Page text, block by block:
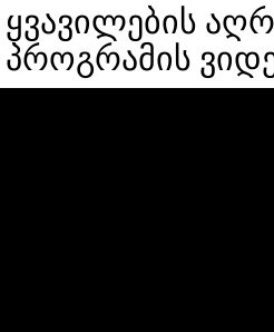
ყვავილების
პროგრამის